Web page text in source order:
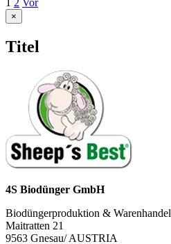
1 2 Vor
Close
product
view
×
Titel
4S Biodünger GmbH
Biodüngerproduktion & Warenhandel
Maitratten 21
9563 Gnesau/ AUSTRIA